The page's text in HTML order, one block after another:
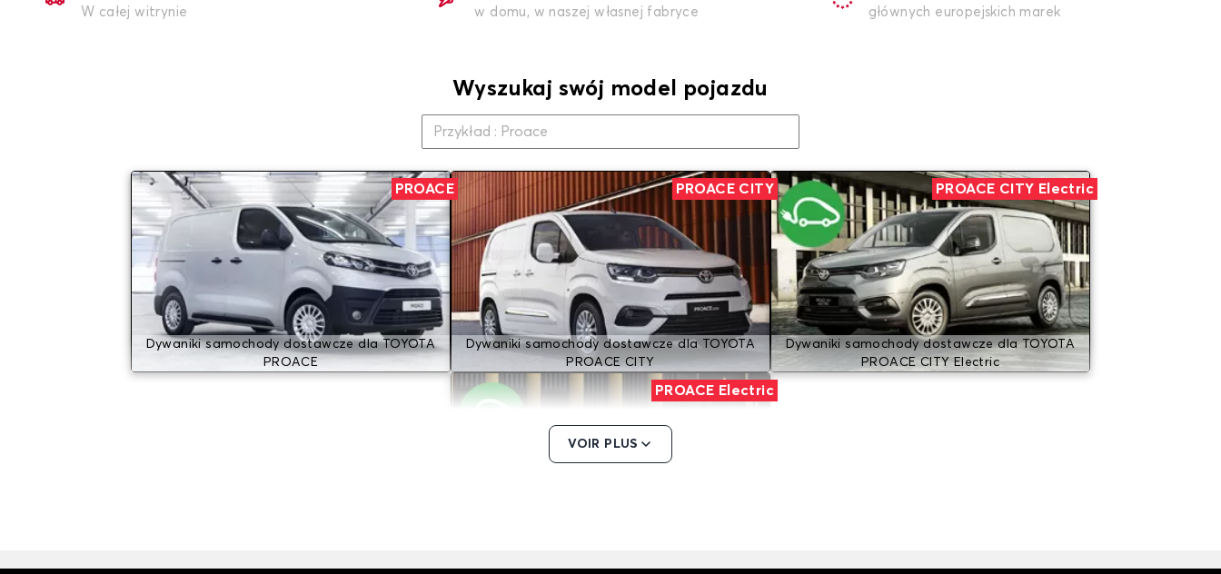
W całej witrynie w domu, w naszej własnej fabryce głównych europejskich marek
Wyszukaj swój model pojazdu
PROACE
Dywaniki samochody dostawcze dla TOYOTA
PROACE
PROACE CITY
Dywaniki samochody dostawcze dla TOYOTA
PROACE CITY
PROACE CITY Electric
Dywaniki samochody dostawcze dla TOYOTA
PROACE CITY Electric
PROACE Electric
VOIR PLUS